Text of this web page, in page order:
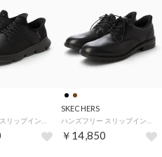
SKECHERS
￥14,850